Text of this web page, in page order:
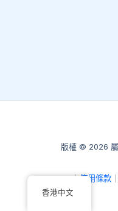
版權 © 2026
｜使用條款
香港中文